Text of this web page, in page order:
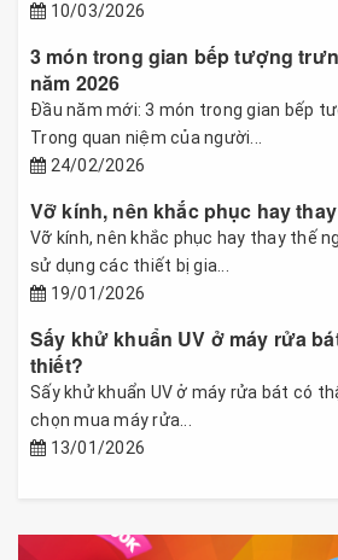
10/03/2026
3 món trong gian bếp tượng
năm 2026
Đầu năm mới: 3 món trong gian bếp
Trong quan niệm của người...
24/02/2026
Vỡ kính, nên khắc phục hay
Vỡ kính, nên khắc phục hay thay thế
sử dụng các thiết bị gia...
19/01/2026
Sấy khử khuẩn UV ở máy rửa
thiết?
Sấy khử khuẩn UV ở máy rửa bát có
chọn mua máy rửa...
13/01/2026